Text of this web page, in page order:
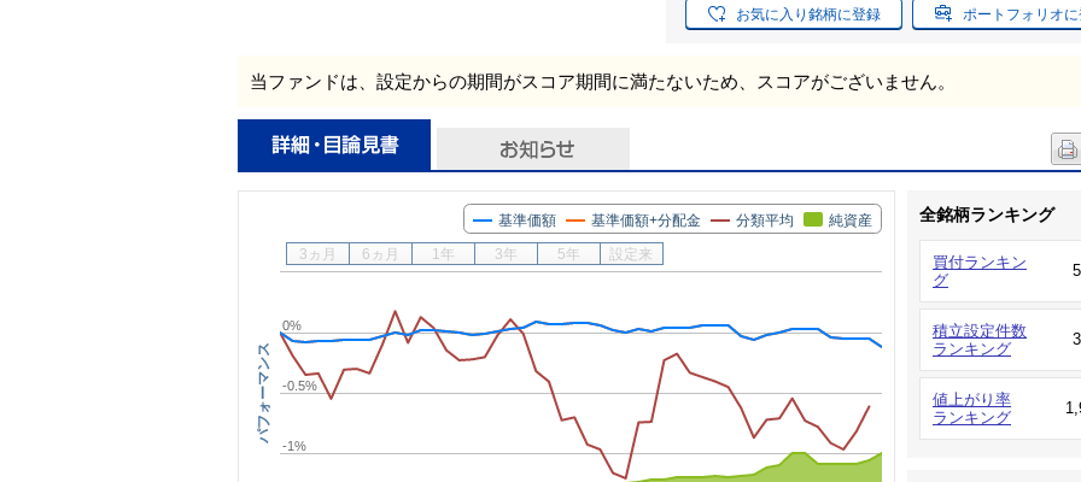
お気に入り銘柄に登録 ポートフォリオ
当ファンドは、設定からの期間がスコア期間に満たないため、スコアがございません。
パフォーマンス
基準価額 基準価額+分配金 分類平均 純資産
-1%
-0.5%
0%
3ヵ月 6ヵ月 1年 3年 5年 設定来
全銘柄ランキング
買付ランキン
グ
積立設定件数
ランキング
値上がり率
ランキング